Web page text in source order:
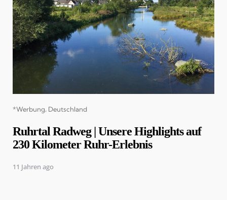
Categories
*Werbung Deutschland
Ruhrtal Radweg | Unsere Highlights auf
230 Kilometer Ruhr-Erlebnis
11 Jahren ago